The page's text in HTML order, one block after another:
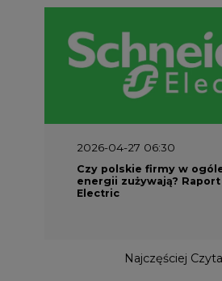
2026-04-27 06:30
Czy polskie firmy w
energii zużywają?
Electric
Najczęściej